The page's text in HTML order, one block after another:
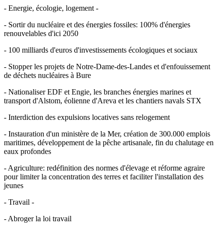
- Energie, écologie, logement -
- Sortir du nucléaire et des énergies fossiles: 100% d'énergies
renouvelables d'ici 2050
- 100 milliards d'euros d'investissements écologiques et sociaux
- Stopper les projets de Notre-Dame-des-Landes et d'enfouissement
de déchets nucléaires à Bure
- Nationaliser EDF et Engie, les branches énergies marines et
transport d'Alstom, éolienne d'Areva et les chantiers navals STX
- Interdiction des expulsions locatives sans relogement
- Instauration d'un ministère de la Mer, création de 300.000 emplois
maritimes, développement de la pêche artisanale, fin du chalutage en
eaux profondes
- Agriculture: redéfinition des normes d'élevage et réforme agraire
pour limiter la concentration des terres et faciliter l'installation des
jeunes
- Travail -
- Abroger la loi travail